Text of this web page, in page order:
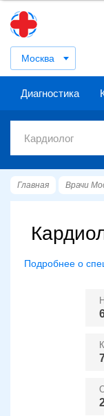
Москва
Диагностика
Главная Врачи
Подробнее о